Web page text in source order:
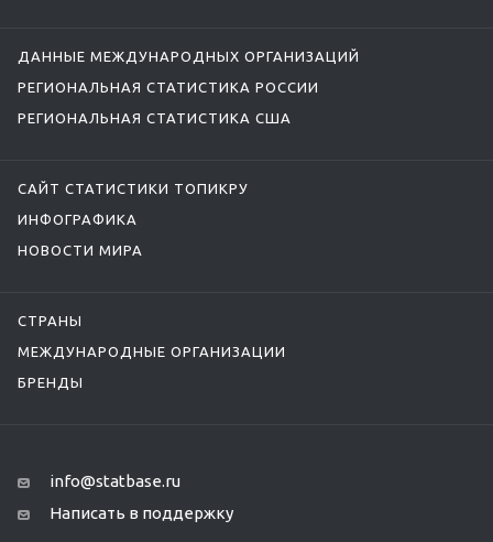
ДАННЫЕ МЕЖДУНАРОДНЫХ ОРГАНИЗАЦИЙ
РЕГИОНАЛЬНАЯ СТАТИСТИКА РОССИИ
РЕГИОНАЛЬНАЯ СТАТИСТИКА США
САЙТ СТАТИСТИКИ ТОПИКРУ
ИНФОГРАФИКА
НОВОСТИ МИРА
СТРАНЫ
МЕЖДУНАРОДНЫЕ ОРГАНИЗАЦИИ
БРЕНДЫ
info@statbase.ru
Написать в поддержку